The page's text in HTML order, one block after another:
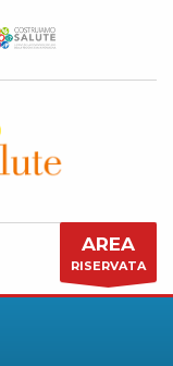
AREA
RISERVATA